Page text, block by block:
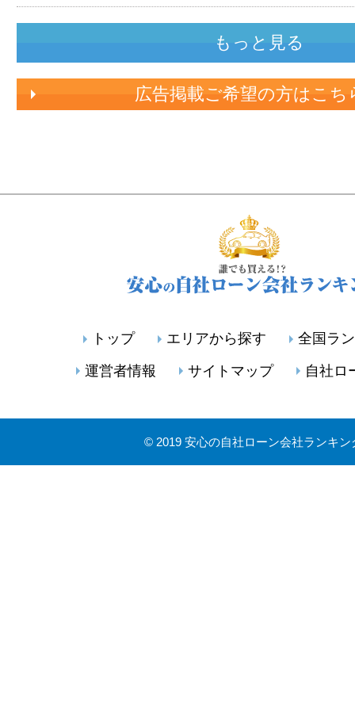
もっと見る
広告掲載ご希望の方はこち
トップ エリアから探す 全国ラ
運営者情報 サイトマップ 自社ロ
© 2019 安心の自社ローン会社ランキン